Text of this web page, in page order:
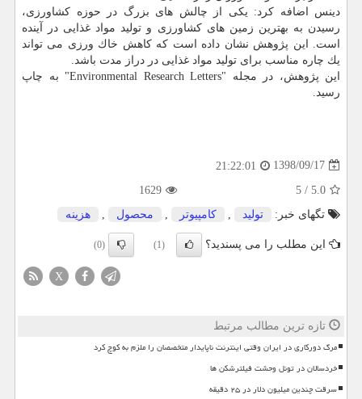
دینس اضافه كرد: یكی از چالش های بزرگ در حوزه كشاورزی،
رسیدن به بهترین زمین های كشاورزی و تولید مواد غذایی در آینده
است. این پژوهش نشان داده است كه كاهش خاك ورزی می تواند
یك چاره مناسب برای تولید مواد غذایی در دراز مدت باشد.
این پژوهش، در مجله "Environmental Research Letters" به چاپ
رسید.
1398/09/17
21:22:01
5.0
/
5
1629
تگهای خبر:
تولید , كامپیوتر , محصول , هزینه
این مطلب را می پسندید؟ (1)
(0)
X
تازه ترین مطالب مرتبط
مرگ دورکاری در ایران وقتی اینترنت ناپایدار متخصصان را ملزم به کوچ کرد
خردسالان در تونل وحشت فیلترشکن ها
سرقت چندین میلیون دلار در ۲۵ دقیقه